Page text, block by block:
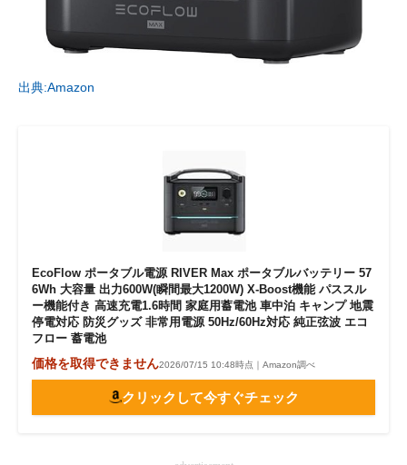
出典:Amazon
EcoFlow ポータブル電源 RIVER Max ポータブルバッテリー 57
6Wh 大容量 出力600W(瞬間最大1200W) X-Boost機能 パススル
ー機能付き 高速充電1.6時間 家庭用蓄電池 車中泊 キャンプ 地震
停電対応 防災グッズ 非常用電源 50Hz/60Hz対応 純正弦波 エコ
フロー 蓄電池
価格を取得できません2026/07/15 10:48時点｜Amazon調べ
クリックして今すぐチェック